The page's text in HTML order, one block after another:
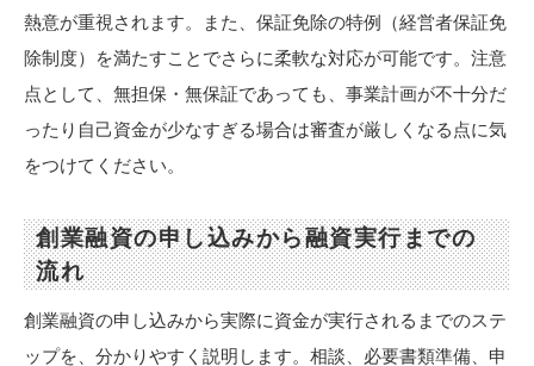
熱意が重視されます。また、保証免除の特例（経営者保証免
除制度）を満たすことでさらに柔軟な対応が可能です。注意
点として、無担保・無保証であっても、事業計画が不十分だ
ったり自己資金が少なすぎる場合は審査が厳しくなる点に気
をつけてください。
創業融資の申し込みから融資実行までの
流れ
創業融資の申し込みから実際に資金が実行されるまでのステ
ップを、分かりやすく説明します。相談、必要書類準備、申